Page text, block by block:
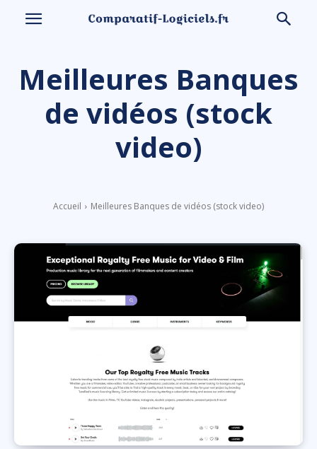
Meilleures Banques
de vidéos (stock
video)
Accueil Meilleures Banques de vidéos (stock video)